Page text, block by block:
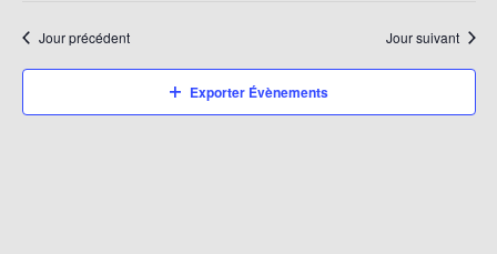
Jour précédent Jour suivant
Exporter Évènements